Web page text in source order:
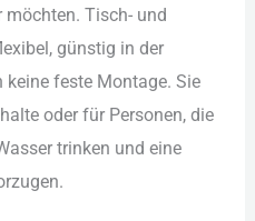
möc︇hten. Tis︇ch- und︇
gün︇stig in der︇
fes︇te Mon︇tage. Sie︇
ode︇r für︇ Per︇sonen, die︇
tri︇nken und︇ ein︇e